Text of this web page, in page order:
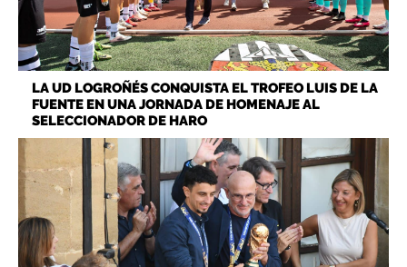
LA UD LOGROÑÉS CONQUISTA EL TROFEO LUIS DE LA
FUENTE EN UNA JORNADA DE HOMENAJE AL
SELECCIONADOR DE HARO